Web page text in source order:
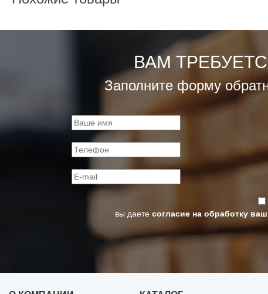
ВАМ
Заполните форму
вы даете согласие на обработку